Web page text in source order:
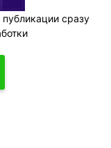
публикации сразу